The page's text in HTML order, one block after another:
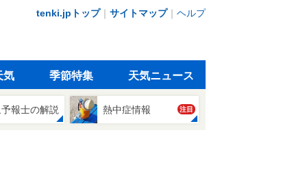
tenki.jpトップ｜ サイトマップ｜ ヘルプ
気 季節特集 天気ニュース
報士の解説 熱中症情報 注目